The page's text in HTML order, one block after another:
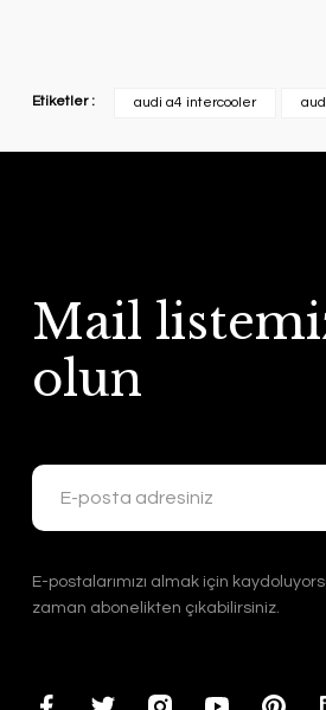
Etiketler : audi a4 intercooler
Mail
olun
E-postalarımızı almak için
zaman abonelikten çıkabilirsiniz.